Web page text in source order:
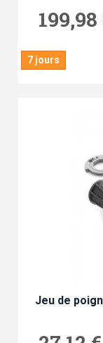
199,98
7 jours
Jeu de